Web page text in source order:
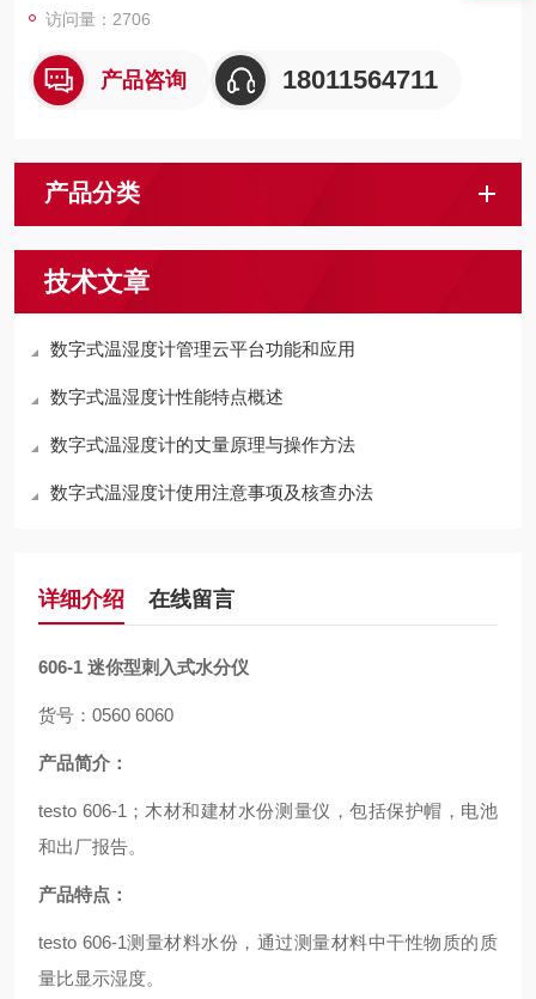
访问量：2706
产品咨询 18011564711
产品分类
技术文章
数字式温湿度计管理云平台功能和应用
数字式温湿度计性能特点概述
数字式温湿度计的丈量原理与操作方法
数字式温湿度计使用注意事项及核查办法
详细介绍 在线留言
606-1 迷你型刺入式水分仪
货号：0560 6060
产品简介：
testo 606-1；木材和建材水份测量仪，包括保护帽，电池
和出厂报告。
产品特点：
testo 606-1测量材料水份，通过测量材料中干性物质的质
量比显示湿度。